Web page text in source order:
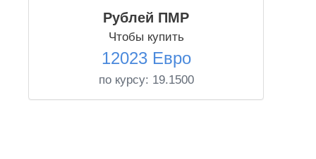
Рублей ПМР
Чтобы купить
12023 Евро
по курсу: 19.1500